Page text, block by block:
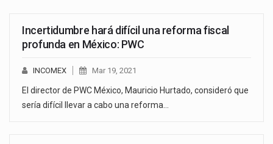
Incertidumbre hará difícil una reforma fiscal
profunda en México: PWC
INCOMEX Mar 19, 2021
El director de PWC México, Mauricio Hurtado, consideró que
sería difícil llevar a cabo una reforma…